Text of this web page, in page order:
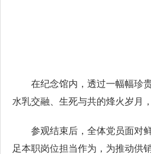
在纪念馆内，透过一幅幅珍
水乳交融、生死与共的烽火岁月
参观结束后，全体党员面对
足本职岗位担当作为，为推动供